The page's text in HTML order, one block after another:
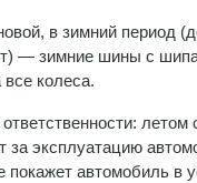
в зимний период
— зимние шины с
колеса.
летом
эксплуатацию
покажет автомобиль в